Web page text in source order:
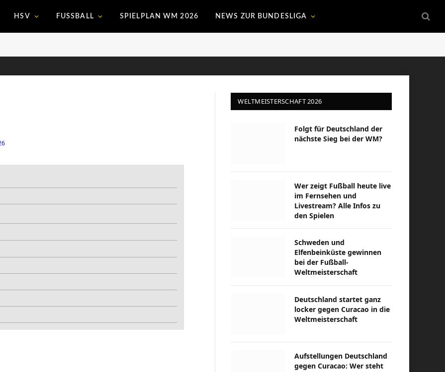
HSV FUSSBALL SPIELPLAN WM 2026 NEWS ZUR BUNDESLIGA
WELTMEISTERSCHAFT 2026
Folgt für Deutschland der
nächste Sieg bei der WM?
Wer zeigt Fußball heute live
im Fernsehen und
Livestream? Alle Infos zu
den Spielen
Schweden und
Elfenbeinküste gewinnen
bei der Fußball-
Weltmeisterschaft
Deutschland startet ganz
locker gegen Curacao in die
Weltmeisterschaft
Aufstellungen Deutschland
gegen Curacao: Wer steht